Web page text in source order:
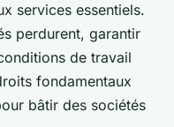
services essentiels.
perdurent, garantir
de travail
fondamentaux
bâtir des sociétés